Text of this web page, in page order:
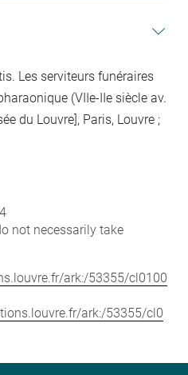
Les serviteurs funéraires
(VIIe-IIe siècle av.
du Louvre], Paris, Louvre ;
not necessarily take
ark:/53355/cl0100
ark:/53355/cl0